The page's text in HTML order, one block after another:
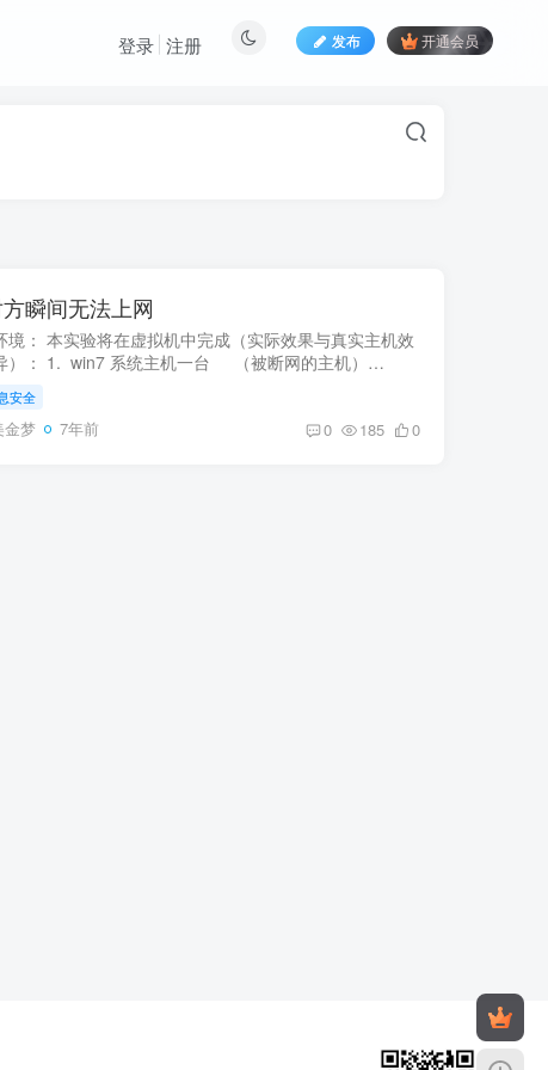
发布 开通会员
登录 注册
瞬间无法上网
境： 本实验将在虚拟机中完成（实际效果与真实主机效
）： 1. win7 系统主机一台 （被断网的主机）
系统主机一台 &n...
安全
金梦 7年前 0 185 0